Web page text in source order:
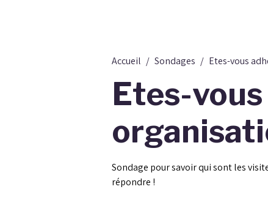
Accueil Sondages Etes-vous
Etes-
Sondage pour savoir qui sont les
répondre !